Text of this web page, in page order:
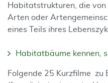
Habitatstrukturen, die
Arten oder
eines Teils ihres
Habitatbäume kennen,
Folgende 25 Kurzfilme zu